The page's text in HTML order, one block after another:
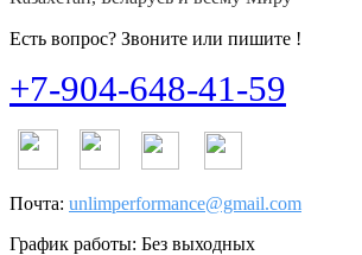
Есть вопрос? Звоните или пишите !
+7-904-648-41-59
Почта: unlimperformance@gmail.com
График работы: Без выходных